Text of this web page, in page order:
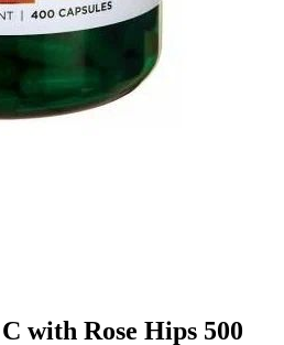
with Rose Hips 500